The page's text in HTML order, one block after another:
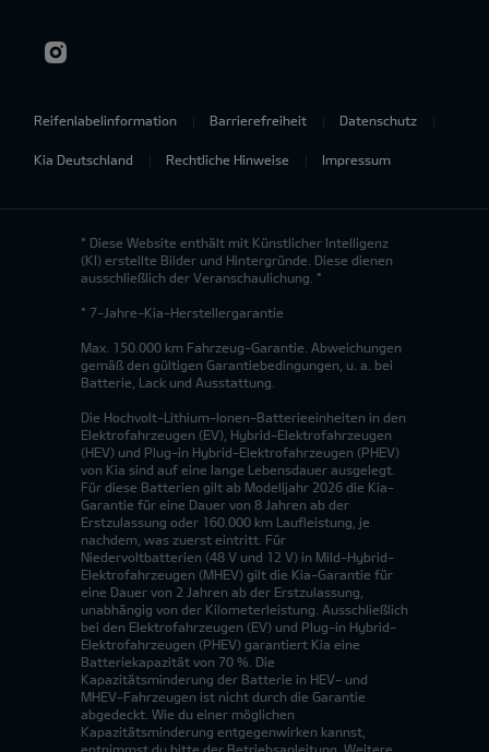
Reifenlabelinformation Barrierefreiheit Datenschutz
Kia Deutschland Rechtliche Hinweise Impressum
* Diese Website enthält mit Künstlicher Intelligenz
(KI) erstellte Bilder und Hintergründe. Diese dienen
ausschließlich der Veranschaulichung. *
* 7-Jahre-Kia-Herstellergarantie
Max. 150.000 km Fahrzeug-Garantie. Abweichungen
gemäß den gültigen Garantiebedingungen, u. a. bei
Batterie, Lack und Ausstattung.
Die Hochvolt-Lithium-Ionen-Batterieeinheiten in den
Elektrofahrzeugen (EV), Hybrid-Elektrofahrzeugen
(HEV) und Plug-in Hybrid-Elektrofahrzeugen (PHEV)
von Kia sind auf eine lange Lebensdauer ausgelegt.
Für diese Batterien gilt ab Modelljahr 2026 die Kia-
Garantie für eine Dauer von 8 Jahren ab der
Erstzulassung oder 160.000 km Laufleistung, je
nachdem, was zuerst eintritt. Für
Niedervoltbatterien (48 V und 12 V) in Mild-Hybrid-
Elektrofahrzeugen (MHEV) gilt die Kia-Garantie für
eine Dauer von 2 Jahren ab der Erstzulassung,
unabhängig von der Kilometerleistung. Ausschließlich
bei den Elektrofahrzeugen (EV) und Plug-in Hybrid-
Elektrofahrzeugen (PHEV) garantiert Kia eine
Batteriekapazität von 70 %. Die
Kapazitätsminderung der Batterie in HEV- und
MHEV-Fahrzeugen ist nicht durch die Garantie
abgedeckt. Wie du einer möglichen
Kapazitätsminderung entgegenwirken kannst,